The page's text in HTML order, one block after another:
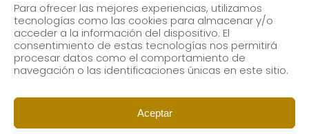
Para ofrecer las mejores experiencias, utilizamos
tecnologías como las cookies para almacenar y/o
acceder a la información del dispositivo. El
consentimiento de estas tecnologías nos permitirá
procesar datos como el comportamiento de
navegación o las identificaciones únicas en este sitio.
Aceptar
Subscribe to our newsletter to receive our news by
email.